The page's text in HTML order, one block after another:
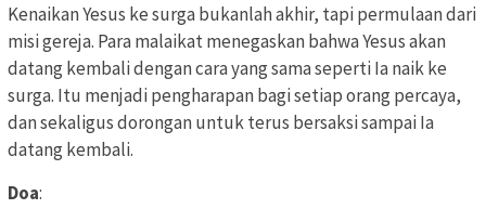
Kenaikan Yesus ke surga bukanlah akhir, tapi permulaan dari
misi gereja. Para malaikat menegaskan bahwa Yesus akan
datang kembali dengan cara yang sama seperti Ia naik ke
surga. Itu menjadi pengharapan bagi setiap orang percaya,
dan sekaligus dorongan untuk terus bersaksi sampai Ia
datang kembali.
Doa: